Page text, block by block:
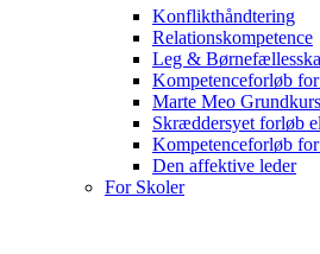
Konflikthåndtering
Relationskompetence
Leg &
Kompetenceforløb
Marte Meo
Skræddersyet forløb
Kompetenceforløb
Den affektive leder
For Skoler